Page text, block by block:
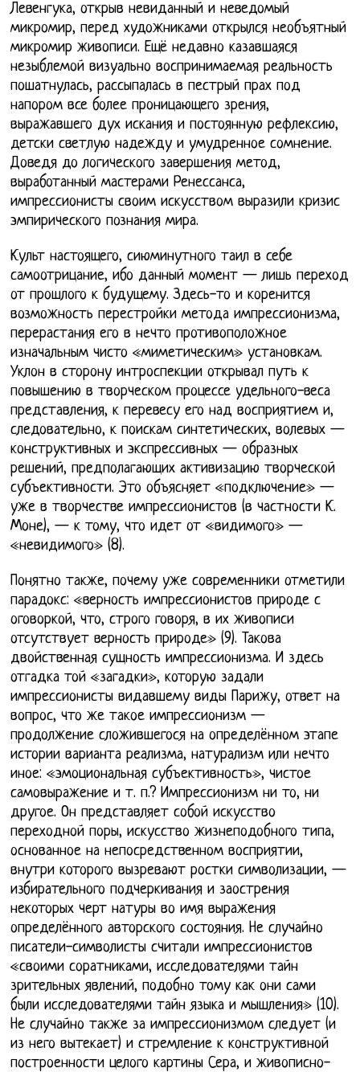
Левенгука, открыв невиданный и неведомый
микромир, перед художниками открылся необъятный
микромир живописи. Ещё недавно казавшаяся
незыблемой визуально воспринимаемая реальность
пошатнулась, рассыпалась в пестрый прах под
напором все более проницающего зрения,
выражавшего дух искания и постоянную рефлексию,
детски светлую надежду и умудренное сомнение.
Доведя до логического завершения метод,
выработанный мастерами Ренессанса,
импрессионисты своим искусством выразили кризис
эмпирического познания мира.
Культ настоящего, сиюминутного таил в себе
самоотрицание, ибо данный момент — лишь переход
от прошлого к будущему. Здесь-то и коренится
возможность перестройки метода импрессионизма,
перерастания его в нечто противоположное
изначальным чисто «миметическим» установкам.
Уклон в сторону интроспекции открывал путь к
повышению в творческом процессе удельного-веса
представления, к перевесу его над восприятием и,
следовательно, к поискам синтетических, волевых —
конструктивных и экспрессивных — образных
решений, предполагающих активизацию творческой
субъективности. Это объясняет «подключение» —
уже в творчестве импрессионистов (в частности К.
Моне), — к тому, что идет от «видимого» —
«невидимого» (8).
Понятно также, почему уже современники отметили
парадокс: «верность импрессионистов природе с
оговоркой, что, строго говоря, в их живописи
отсутствует верность природе» (9). Такова
двойственная сущность импрессионизма. И здесь
отгадка той «загадки», которую задали
импрессионисты видавшему виды Парижу, ответ на
вопрос, что же такое импрессионизм —
продолжение сложившегося на определённом этапе
истории варианта реализма, натурализм или нечто
иное: «эмоциональная субъективность», чистое
самовыражение и т. п.? Импрессионизм ни то, ни
другое. Он представляет собой искусство
переходной поры, искусство жизнеподобного типа,
основанное на непосредственном восприятии,
внутри которого вызревают ростки символизации, —
избирательного подчеркивания и заострения
некоторых черт натуры во имя выражения
определённого авторского состояния. Не случайно
писатели-символисты считали импрессионистов
«своими соратниками, исследователями тайн
зрительных явлений, подобно тому как они сами
были исследователями тайн языка и мышления» (10).
Не случайно также за импрессионизмом следует (и
из него вытекает) и стремление к конструктивной
построенности целого картины Сера, и живописно-